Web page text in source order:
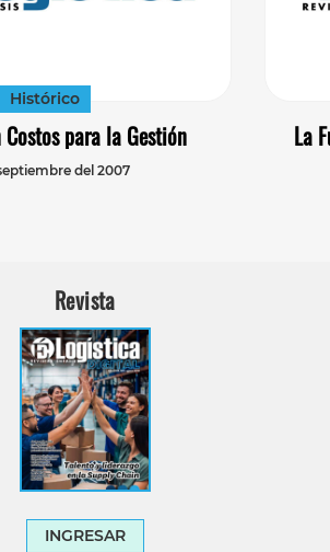
Histórico
Costos para la Gestión
del 2007
La
Revista
INGRESAR